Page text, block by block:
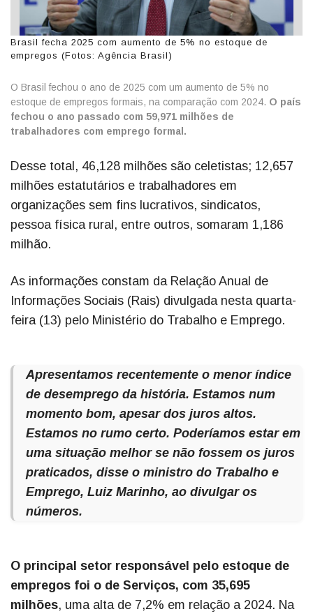
Brasil fecha 2025 com aumento de 5% no estoque de
empregos (Fotos: Agência Brasil)
O Brasil fechou o ano de 2025 com um aumento de 5% no
estoque de empregos formais, na comparação com 2024. O país
fechou o ano passado com 59,971 milhões de
trabalhadores com emprego formal.
Desse total, 46,128 milhões são celetistas; 12,657
milhões estatutários e trabalhadores em
organizações sem fins lucrativos, sindicatos,
pessoa física rural, entre outros, somaram 1,186
milhão.
As informações constam da Relação Anual de
Informações Sociais (Rais) divulgada nesta quarta-
feira (13) pelo Ministério do Trabalho e Emprego.
Apresentamos recentemente o menor índice
de desemprego da história. Estamos num
momento bom, apesar dos juros altos.
Estamos no rumo certo. Poderíamos estar em
uma situação melhor se não fossem os juros
praticados, disse o ministro do Trabalho e
Emprego, Luiz Marinho, ao divulgar os
números.
O principal setor responsável pelo estoque de
empregos foi o de Serviços, com 35,695
milhões, uma alta de 7,2% em relação a 2024. Na